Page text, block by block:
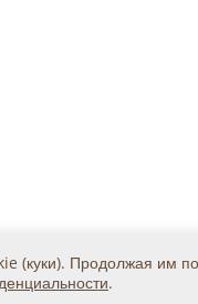
(куки). Продолжая им
.